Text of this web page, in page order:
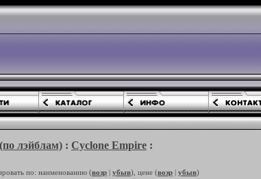
лэйблам) : Cyclone Empire :
по: наименованию (возр | убыв), цене (возр | убыв)